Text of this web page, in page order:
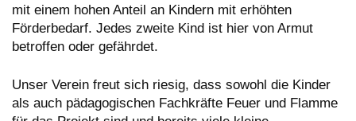
mit einem hohen Anteil an Kindern mit erhöhten
Förderbedarf. Jedes zweite Kind ist hier von Armut
betroffen oder gefährdet.
Unser Verein freut sich riesig, dass sowohl die Kinder
als auch pädagogischen Fachkräfte Feuer und Flamme